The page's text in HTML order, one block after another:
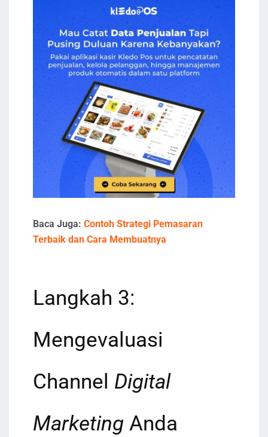
Baca Juga: Contoh Strategi Pemasaran
Terbaik dan Cara Membuatnya
Langkah 3:
Mengevaluasi
Channel Digital
Marketing Anda